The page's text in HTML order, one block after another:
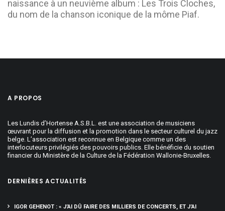
naissance à un neuvième album : Les Trois Cloches,
du nom de la chanson iconique de la môme Piaf.
A PROPOS
Les Lundis d’Hortense A.S.B.L. est une association de musiciens
œuvrant pour la diffusion et la promotion dans le secteur culturel du jazz
belge. L’association est reconnue en Belgique comme un des
interlocuteurs privilégiés des pouvoirs publics. Elle bénéficie du soutien
financier du Ministère de la Culture de la Fédération Wallonie-Bruxelles.
DERNIÈRES ACTUALITÉS
IGOR GEHENOT : « J’AI DÛ FAIRE DES MILLIERS DE CONCERTS, ET J’AI